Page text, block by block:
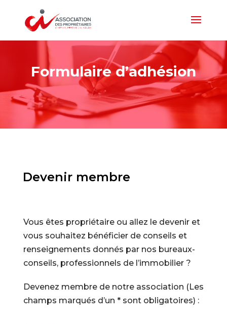
Formulaire d’adhésion
Devenir membre
Vous êtes propriétaire ou allez le devenir et
vous souhaitez bénéficier de conseils et
renseignements donnés par nos bureaux-
conseils, professionnels de l’immobilier ?
Devenez membre de notre association (Les
champs marqués d’un * sont obligatoires) :